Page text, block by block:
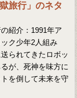
旅行」のネタ
紹介：1991年ア
ク少年2人組み
られてきたロボッ
が、死神を味方に
を倒して未来を守